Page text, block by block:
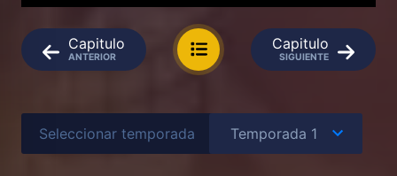
Capitulo
ANTERIOR
Capitulo
SIGUIENTE
Seleccionar temporada